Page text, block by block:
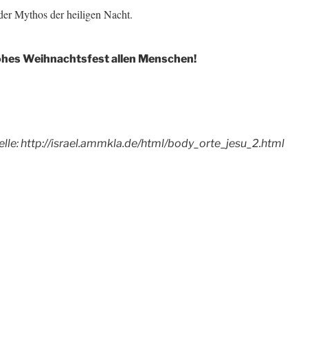
Mythos der heiligen Nacht.
Weihnachtsfest allen Menschen!
http://israel.ammkla.de/html/body_orte_jesu_2.html